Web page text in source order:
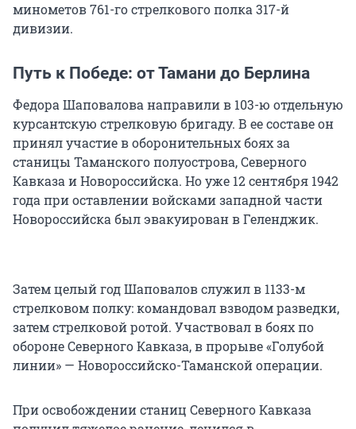
минометов 761-го стрелкового полка 317-й
дивизии.
Путь к Победе: от Тамани до Берлина
Федора Шаповалова направили в 103-ю отдельную
курсантскую стрелковую бригаду. В ее составе он
принял участие в оборонительных боях за
станицы Таманского полуострова, Северного
Кавказа и Новороссийска. Но уже 12 сентября 1942
года при оставлении войсками западной части
Новороссийска был эвакуирован в Геленджик.
Затем целый год Шаповалов служил в 1133-м
стрелковом полку: командовал взводом разведки,
затем стрелковой ротой. Участвовал в боях по
обороне Северного Кавказа, в прорыве «Голубой
линии» — Новороссийско-Таманской операции.
При освобождении станиц Северного Кавказа